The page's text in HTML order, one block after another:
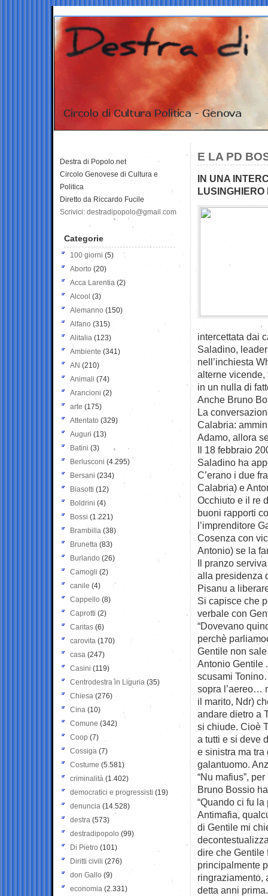
E LA PD
IN UNA
intercettata dai
Saladino,
nell’inchiesta
alterne
in un nulla di
Anche Bruno
La
Calabria:
Adamo, allora
Il 18 febbraio
Saladino ha
C’erano i due
Calabria) e
Occhiuto e il re
buoni rapporti
l’imprenditore
Cosenza con
Antonio) se la
Il pranzo
alla presidenza
Pisanu a
Si capisce che
verbale con
“Dovevano
perchè
Gentile non
Antonio Gentile
scusami
sopra l’aereo…
il marito, Ndr)
andare dietro a
si chiude. Cioè
a tutti e si deve
e sinistra ma
galantuomo.
“Nu mafius”,
Bruno Bossio
“Quando ci fu
Antimafia,
di Gentile mi
dire che Gentile
principalmente
ringraziamento,
detta anni
Destra di Popolo.net
Circolo Genovese di Cultura e
Politica
Diretto da Riccardo Fucile
Scrivici: destradipopolo@gmail.com
Categorie
100 giorni (5)
Aborto (20)
Acca Larentia (2)
Alcool (3)
Alemanno (150)
Alfano (315)
Alitalia (123)
Ambiente (341)
AN (210)
Animali (74)
Arancioni (2)
arte (175)
Attentato (329)
Auguri (13)
Batini (3)
Berlusconi (4.295)
Bersani (234)
Biasotti (12)
Boldrini (4)
Bossi (1.221)
Brambilla (38)
Brunetta (83)
Burlando (26)
Camogli (2)
canile (4)
Cappello (8)
Caprotti (2)
Caritas (6)
carovita (170)
casa (247)
Casini (119)
Centrodestra in Liguria (35)
Chiesa (276)
Cina (10)
Comune (342)
Coop (7)
Cossiga (7)
Costume (5.581)
criminalità (1.402)
democratici e progressisti (19)
denuncia (14.528)
destra (573)
destradipopolo (99)
Di Pietro (101)
Diritti civili (276)
don Gallo (9)
economia (2.331)